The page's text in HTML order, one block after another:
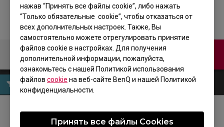
нажав “Принять все файлы cookie”, либо нажать
“Только обязательные cookie”, чтобы отказаться от
всех дополнительных настроек. Также, Вы
самостоятельно можете отрегулировать принятие
файлов cookie в настройках. Для получения
дополнительной информации, пожалуйста,
ознакомьтесь с нашей Политикой использования
файлов cookie на веб-сайте BenQ и нашей Политикой
конфиденциальности.
Принять все файлы Сookies
Связаться с нами
МЫ В СОЦСЕТЯХ